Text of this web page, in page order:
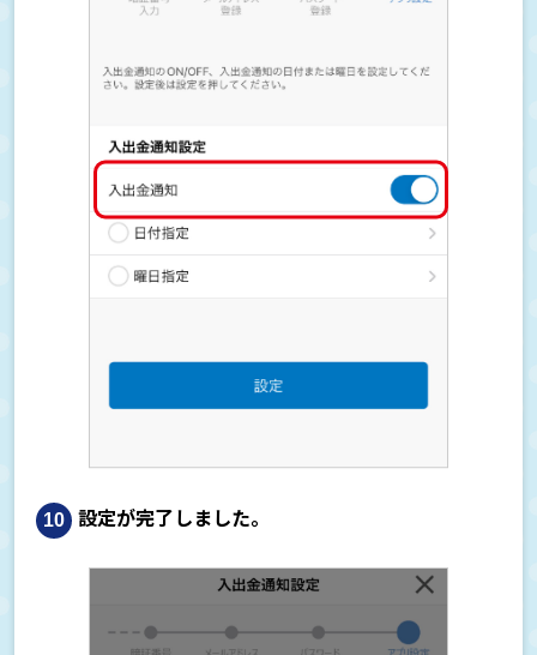
設定が完了しました。